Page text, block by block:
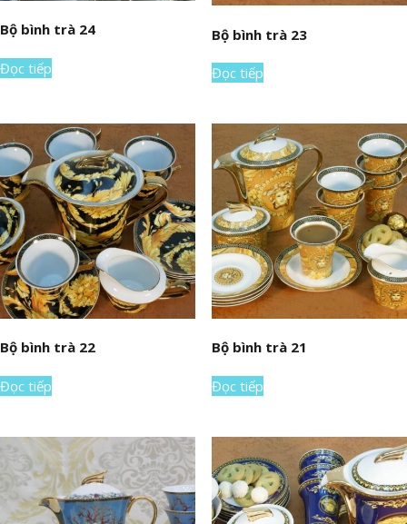
Bộ bình trà 24
Đọc tiếp
Bộ bình trà 23
Đọc tiếp
Bộ bình trà 22
Đọc tiếp
Bộ bình trà 21
Đọc tiếp